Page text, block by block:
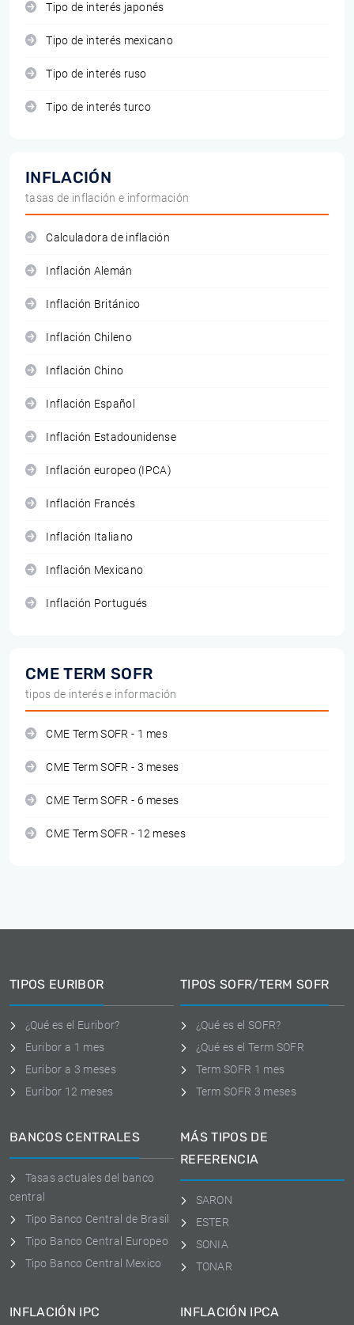
Tipo de interés japonés
Tipo de interés mexicano
Tipo de interés ruso
Tipo de interés turco
INFLACIÓN
tasas de inflación e información
Calculadora de inflación
Inflación Alemán
Inflación Británico
Inflación Chileno
Inflación Chino
Inflación Español
Inflación Estadounidense
Inflación europeo (IPCA)
Inflación Francés
Inflación Italiano
Inflación Mexicano
Inflación Portugués
CME TERM SOFR
tipos de interés e información
CME Term SOFR - 1 mes
CME Term SOFR - 3 meses
CME Term SOFR - 6 meses
CME Term SOFR - 12 meses
TIPOS EURIBOR
¿Qué es el Euribor?
Euribor a 1 mes
Euribor a 3 meses
Euríbor 12 meses
TIPOS SOFR/TERM SOFR
¿Qué es el SOFR?
¿Qué es el Term SOFR
Term SOFR 1 mes
Term SOFR 3 meses
BANCOS CENTRALES
Tasas actuales del banco
central
Tipo Banco Central de Brasil
Tipo Banco Central Europeo
Tipo Banco Central Mexico
MÁS TIPOS DE
REFERENCIA
SARON
ESTER
SONIA
TONAR
INFLACIÓN IPC INFLACIÓN IPCA